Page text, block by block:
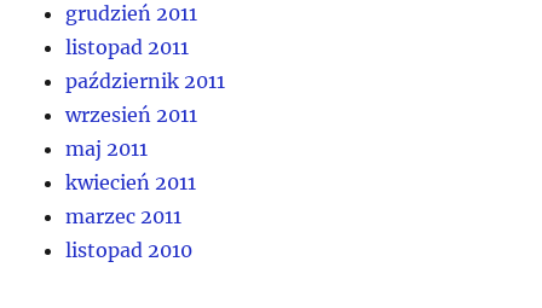
grudzień 2011
listopad 2011
październik 2011
wrzesień 2011
maj 2011
kwiecień 2011
marzec 2011
listopad 2010